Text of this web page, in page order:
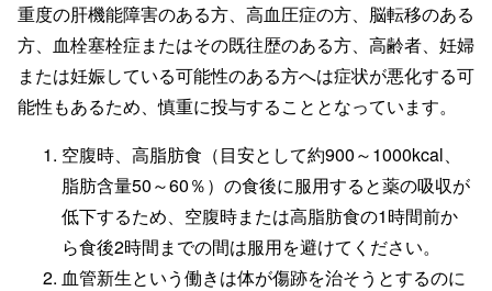
重度の肝機能障害のある方、高血圧症の方、脳転移のある
方、血栓塞栓症またはその既往歴のある方、高齢者、妊婦
または妊娠している可能性のある方へは症状が悪化する可
能性もあるため、慎重に投与することとなっています。
空腹時、高脂肪食（目安として約900～1000kcal、
脂肪含量50～60％）の食後に服用すると薬の吸収が
低下するため、空腹時または高脂肪食の1時間前か
ら食後2時間までの間は服用を避けてください。
血管新生という働きは体が傷跡を治そうとするのに